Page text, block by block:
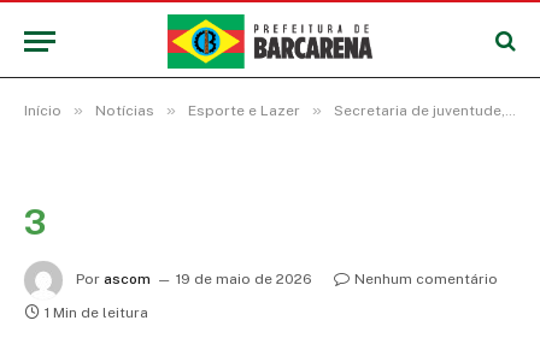
Início » Notícias » Esporte e Lazer » Secretaria de juventude, esporte e lazer abre a temporada de competições no município
3
Por ascom 19 de maio de 2026
Nenhum comentário
1 Min de leitura